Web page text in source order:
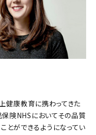
健康教育に携わってきた
保険NHSにおいてその品質
とができるようになってい